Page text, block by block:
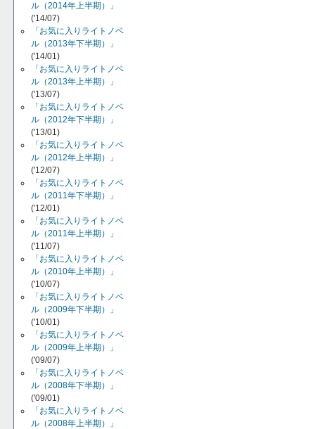
ル（2014年上半期）」
('14/07)
「お気に入りライトノベ
ル（2013年下半期）」
('14/01)
「お気に入りライトノベ
ル（2013年上半期）」
('13/07)
「お気に入りライトノベ
ル（2012年下半期）」
('13/01)
「お気に入りライトノベ
ル（2012年上半期）」
('12/07)
「お気に入りライトノベ
ル（2011年下半期）」
('12/01)
「お気に入りライトノベ
ル（2011年上半期）」
('11/07)
「お気に入りライトノベ
ル（2010年上半期）」
('10/07)
「お気に入りライトノベ
ル（2009年下半期）」
('10/01)
「お気に入りライトノベ
ル（2009年上半期）」
('09/07)
「お気に入りライトノベ
ル（2008年下半期）」
('09/01)
「お気に入りライトノベ
ル（2008年上半期）」